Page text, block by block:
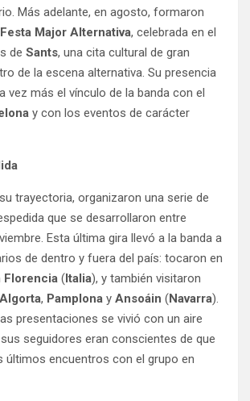
Más adelante, en agosto, formaron
Major Alternativa, celebrada en el
de Sants, una cita cultural de gran
de la escena alternativa. Su presencia
vez más el vínculo de la banda con el
y con los eventos de carácter
trayectoria, organizaron una serie de
que se desarrollaron entre
Esta última gira llevó a la banda a
de dentro y fuera del país: tocaron en
Florencia (Italia), y también visitaron
Algorta, Pamplona y Ansoáin (Navarra).
presentaciones se vivió con un aire
seguidores eran conscientes de que
últimos encuentros con el grupo en